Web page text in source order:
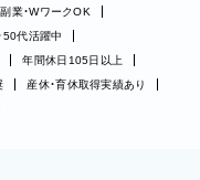
副業・WワークOK
50代活躍中
年間休日105日以上
産休・育休取得実績あり